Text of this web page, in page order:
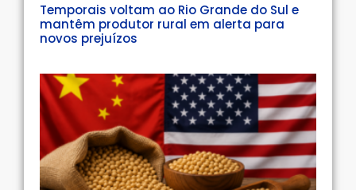
Temporais voltam ao Rio Grande do Sul e
mantêm produtor rural em alerta para
novos prejuízos